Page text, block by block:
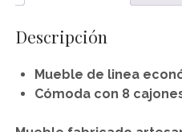
Descripción
Mueble de linea
Cómoda con 8